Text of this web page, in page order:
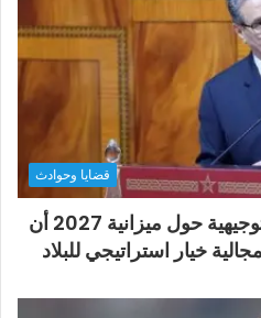
قضايا وحوادث
أخنوش يؤكد في المذكرة التوجيهية حول ميزانية 2027 أن
خيار استراتيجي للبلاد